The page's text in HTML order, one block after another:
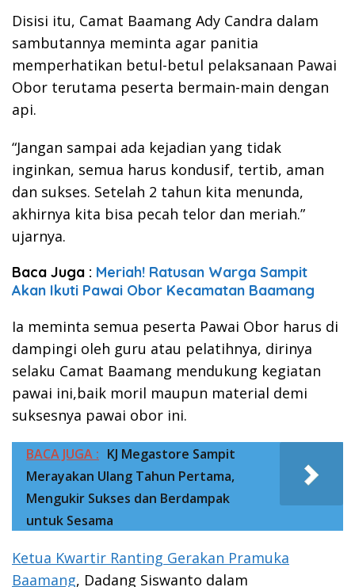
Disisi itu, Camat Baamang Ady Candra dalam
sambutannya meminta agar panitia
memperhatikan betul-betul pelaksanaan Pawai
Obor terutama peserta bermain-main dengan
api.
“Jangan sampai ada kejadian yang tidak
inginkan, semua harus kondusif, tertib, aman
dan sukses. Setelah 2 tahun kita menunda,
akhirnya kita bisa pecah telor dan meriah.”
ujarnya.
Baca Juga : Meriah! Ratusan Warga Sampit
Akan Ikuti Pawai Obor Kecamatan Baamang
Ia meminta semua peserta Pawai Obor harus di
dampingi oleh guru atau pelatihnya, dirinya
selaku Camat Baamang mendukung kegiatan
pawai ini,baik moril maupun material demi
suksesnya pawai obor ini.
BACA JUGA : KJ Megastore Sampit
Merayakan Ulang Tahun Pertama,
Mengukir Sukses dan Berdampak
untuk Sesama
Ketua Kwartir Ranting Gerakan Pramuka
Baamang, Dadang Siswanto dalam